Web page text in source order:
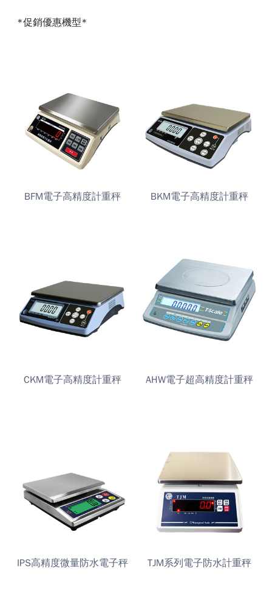
*促銷優惠機型*
BFM電子高精度計重秤 BKM電子高精度計重秤
CKM電子高精度計重秤 AHW電子超高精度計重秤
IPS高精度微量防水電子秤 TJM系列電子防水計重秤